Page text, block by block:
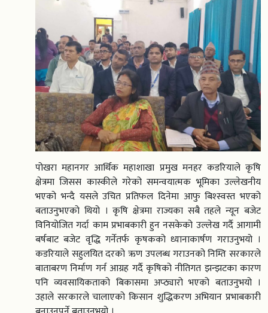
पोखरा महानगर आर्थिक महाशाखा प्रमुख मनहर कडरियाले कृषि
क्षेत्रमा जिसस कास्कीले गरेको समन्वयात्मक भूमिका उल्लेखनीय
भएको भन्दै यसले उचित प्रतिफल दिनेमा आफु बिश्स्वस्त भएको
बताउनुभएको थियो । कृषि क्षेत्रमा राज्यका सबै तहले न्यून बजेट
विनियोजित गर्दा काम प्रभाबकारी हुन नसकेको उल्लेख गर्दै आगामी
बर्षबाट बजेट वृद्धि गर्नेतर्फ कृषकको ध्यानाकार्षण गराउनुभयो ।
कडरियाले सहुलयित दरको ऋण उपलब्ध गराउनको निम्ति सरकारले
बाताबरण निर्माण गर्न आग्रह गर्दै कृषिको नीतिगत झन्झटका कारण
पनि व्यवसायिकताको बिकासमा अप्ठ्यारो भएको बताउनुभयो ।
उहाले सरकारले चालाएको किसान शुद्धिकरण अभियान प्रभाबकारी